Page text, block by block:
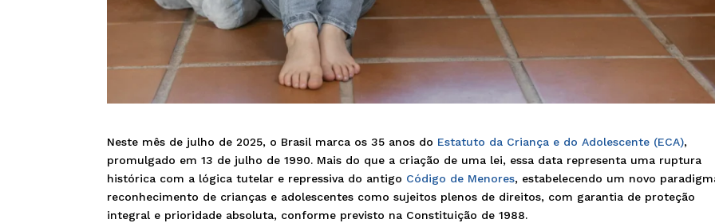
Neste mês de julho de 2025, o Brasil marca os 35 anos do Estatuto da Criança e do Adolescente (ECA),
promulgado em 13 de julho de 1990. Mais do que a criação de uma lei, essa data representa uma ruptura
histórica com a lógica tutelar e repressiva do antigo Código de Menores, estabelecendo um novo
reconhecimento de crianças e adolescentes como sujeitos plenos de direitos, com garantia de proteção
integral e prioridade absoluta, conforme previsto na Constituição de 1988.